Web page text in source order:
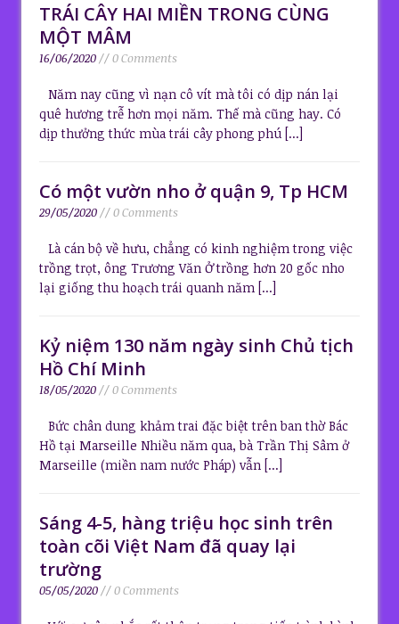
TRÁI CÂY HAI MIỀN TRONG CÙNG
MỘT MÂM
16/06/2020// 0 Comments
Năm nay cũng vì nạn cô vít mà tôi có dịp nán lại
quê hương trễ hơn mọi năm. Thế mà cũng hay. Có
dịp thưởng thức mùa trái cây phong phú [...]
Có một vườn nho ở quận 9, Tp HCM
29/05/2020// 0 Comments
Là cán bộ về hưu, chẳng có kinh nghiệm trong việc
trồng trọt, ông Trương Văn Ở trồng hơn 20 gốc nho
lại giống thu hoạch trái quanh năm [...]
Kỷ niệm 130 năm ngày sinh Chủ tịch
Hồ Chí Minh
18/05/2020// 0 Comments
Bức chân dung khảm trai đặc biệt trên ban thờ Bác
Hồ tại Marseille Nhiều năm qua, bà Trần Thị Sâm ở
Marseille (miền nam nước Pháp) vẫn [...]
Sáng 4-5, hàng triệu học sinh trên
toàn cõi Việt Nam đã quay lại
trường
05/05/2020// 0 Comments